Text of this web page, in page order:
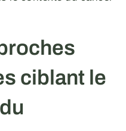
ciblant le